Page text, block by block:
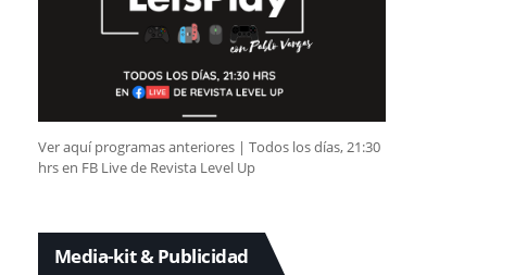
Ver aquí programas anteriores | Todos los días, 21:30
hrs en FB Live de Revista Level Up
Media-kit & Publicidad